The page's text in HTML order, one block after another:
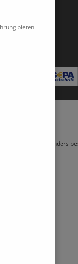
wenn nicht anders
bieten